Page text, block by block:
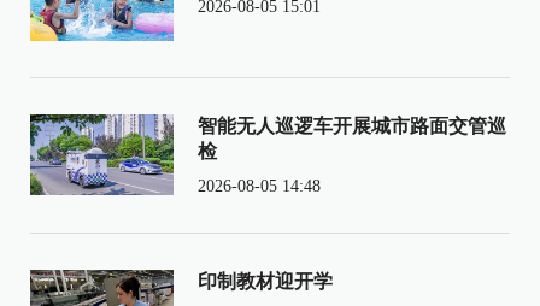
2026-08-05 15:01
智能无人巡逻车开展城市路面交管巡
检
2026-08-05 14:48
印制教材迎开学